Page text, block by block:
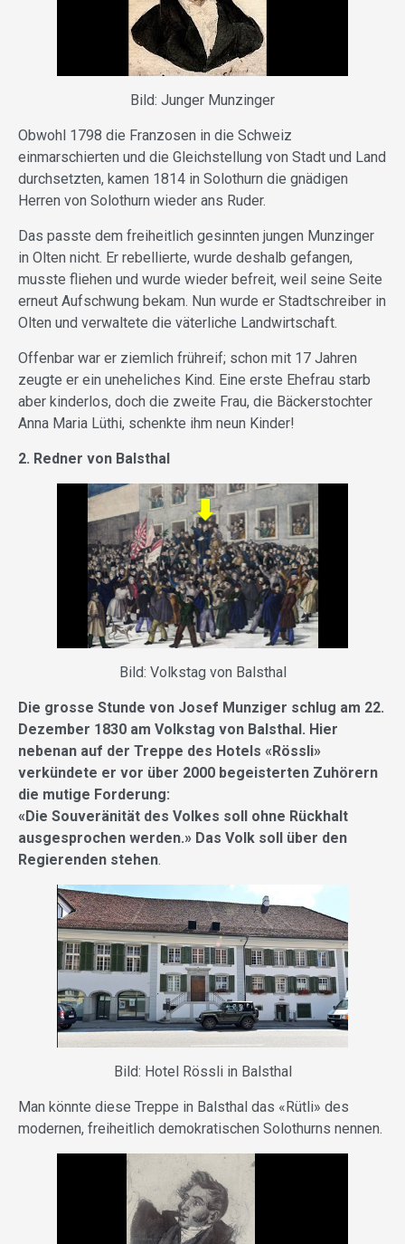
Bild: Junger Munzinger
Obwohl 1798 die Franzosen in die Schweiz
einmarschierten und die Gleichstellung von Stadt und Land
durchsetzten, kamen 1814 in Solothurn die gnädigen
Herren von Solothurn wieder ans Ruder.
Das passte dem freiheitlich gesinnten jungen Munzinger
in Olten nicht. Er rebellierte, wurde deshalb gefangen,
musste fliehen und wurde wieder befreit, weil seine Seite
erneut Aufschwung bekam. Nun wurde er Stadtschreiber in
Olten und verwaltete die väterliche Landwirtschaft.
Offenbar war er ziemlich frühreif; schon mit 17 Jahren
zeugte er ein uneheliches Kind. Eine erste Ehefrau starb
aber kinderlos, doch die zweite Frau, die Bäckerstochter
Anna Maria Lüthi, schenkte ihm neun Kinder!
2. Redner von Balsthal
Bild: Volkstag von Balsthal
Die grosse Stunde von Josef Munziger schlug am 22.
Dezember 1830 am Volkstag von Balsthal. Hier
nebenan auf der Treppe des Hotels «Rössli»
verkündete er vor über 2000 begeisterten Zuhörern
die mutige Forderung:
«Die Souveränität des Volkes soll ohne Rückhalt
ausgesprochen werden.» Das Volk soll über den
Regierenden stehen.
Bild: Hotel Rössli in Balsthal
Man könnte diese Treppe in Balsthal das «Rütli» des
modernen, freiheitlich demokratischen Solothurns nennen.